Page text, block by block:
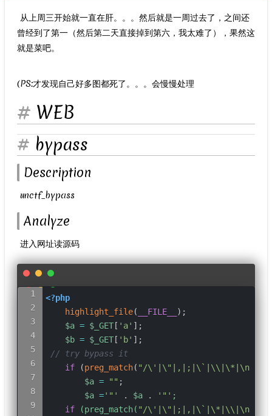
​ 从上周三开始就一直在肝。。。然后就是一周过去了，之间还
曾经到了第一（然后第二天直接掉到第六，我太难了），果然这
就是菜吧。
(PS:才发现自己好多图都死了。。。会慢慢处理
WEB
bypass
Description
​ unctf_bypass
Analyze
​ 进入网址读源码
<?php
highlight_file( __FILE__ ) ;
$a = $_GET[ 'a' ] ;
$b = $_GET[ 'b' ] ;
// try bypass it
if
(preg_match( "/
$a = "" ;
$a ='"' . $a . ' "' ;
if (preg_match( " /\